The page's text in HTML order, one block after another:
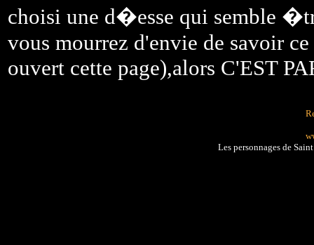
choisi une d�esse qui semble
vous mourrez d'envie de savoir
ouvert cette page),alors C'EST
Les personnages de